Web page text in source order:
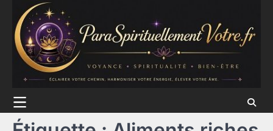
content